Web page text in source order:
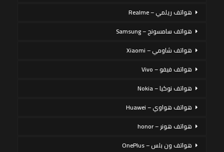
هواتف ريلمي – Realme
هواتف سامسونج – Samsung
هواتف شاومي – Xiaomi
هواتف فيفو – Vivo
هواتف نوكيا – Nokia
هواتف هواوي – Huawei
هواتف هونر – honor
هواتف ون بلس – OnePlus